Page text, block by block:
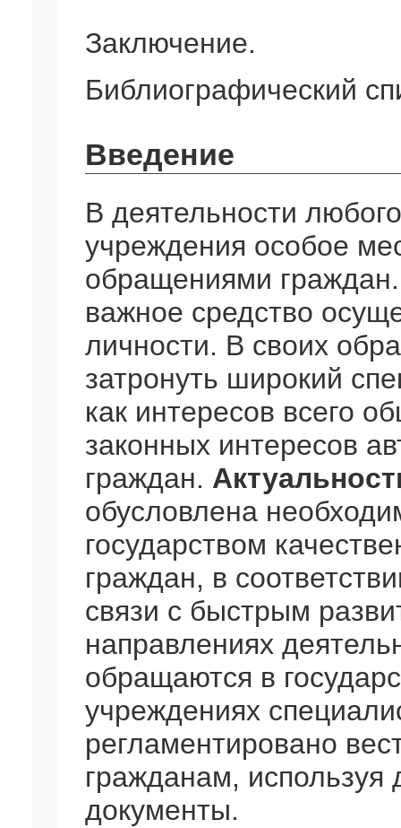
Заключение.
Библиографический
Введение
В деятельности
учреждения особое
обращениями
важное средство
личности. В своих
затронуть широкий
как интересов всего
законных интересов
граждан.
обусловлена
государством
граждан, в
связи с быстрым
направлениях
обращаются в
учреждениях
регламентировано
гражданам, используя
документы.